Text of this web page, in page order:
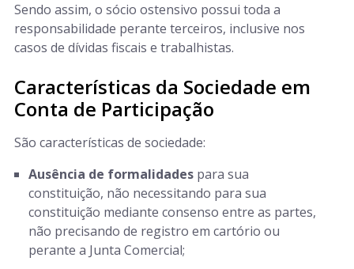
Sendo assim, o sócio ostensivo possui toda a
responsabilidade perante terceiros, inclusive nos
casos de dívidas fiscais e trabalhistas.
Características da Sociedade em
Conta de Participação
São características de sociedade:
Ausência de formalidades para sua
constituição, não necessitando para sua
constituição mediante consenso entre as partes,
não precisando de registro em cartório ou
perante a Junta Comercial;